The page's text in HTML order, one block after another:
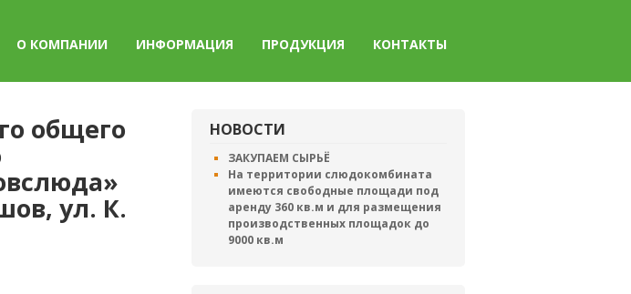
О КОМПАНИИ ИНФОРМАЦИЯ ПРОДУКЦИЯ КОНТАКТЫ
общего
ул. К.
НОВОСТИ
ЗАКУПАЕМ СЫРЬЁ
На территории слюдокомбината
имеются свободные площади под
аренду 360 кв.м и для размещения
производственных площадок до
9000 кв.м